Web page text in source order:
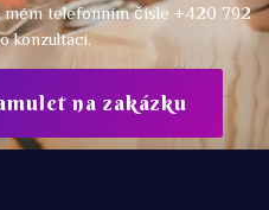
telefonním čísle +420 792
konzultaci.
na zakázku